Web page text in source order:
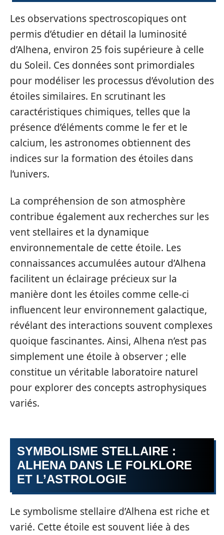
Les observations spectroscopiques ont
permis d’étudier en détail la luminosité
d’Alhena, environ 25 fois supérieure à celle
du Soleil. Ces données sont primordiales
pour modéliser les processus d’évolution des
étoiles similaires. En scrutinant les
caractéristiques chimiques, telles que la
présence d’éléments comme le fer et le
calcium, les astronomes obtiennent des
indices sur la formation des étoiles dans
l’univers.
La compréhension de son atmosphère
contribue également aux recherches sur les
vent stellaires et la dynamique
environnementale de cette étoile. Les
connaissances accumulées autour d’Alhena
facilitent un éclairage précieux sur la
manière dont les étoiles comme celle-ci
influencent leur environnement galactique,
révélant des interactions souvent complexes
quoique fascinantes. Ainsi, Alhena n’est pas
simplement une étoile à observer ; elle
constitue un véritable laboratoire naturel
pour explorer des concepts astrophysiques
variés.
SYMBOLISME STELLAIRE :
ALHENA DANS LE FOLKLORE
ET L’ASTROLOGIE
Le symbolisme stellaire d’Alhena est riche et
varié. Cette étoile est souvent liée à des